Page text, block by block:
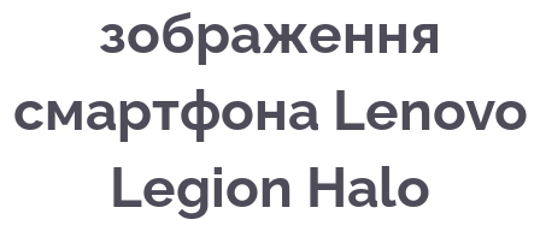
зображення
смартфона Lenovo
Legion Halo